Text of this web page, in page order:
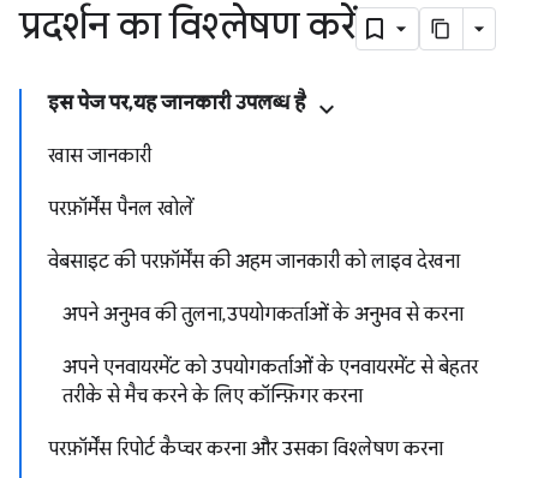
प्रदर्शन का विश्लेषण करें
इस पेज पर, यह जानकारी उपलब्ध है
खास जानकारी
परफ़ॉर्मेंस पैनल खोलें
वेबसाइट की परफ़ॉर्मेंस की अहम जानकारी को लाइव देखना
अपने अनुभव की तुलना, उपयोगकर्ताओं के अनुभव से करना
अपने एनवायरमेंट को उपयोगकर्ताओं के एनवायरमेंट से बेहतर
तरीके से मैच करने के लिए कॉन्फ़िगर करना
परफ़ॉर्मेंस रिपोर्ट कैप्चर करना और उसका विश्लेषण करना